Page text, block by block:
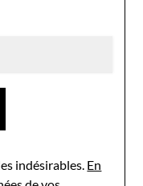
indésirables. En